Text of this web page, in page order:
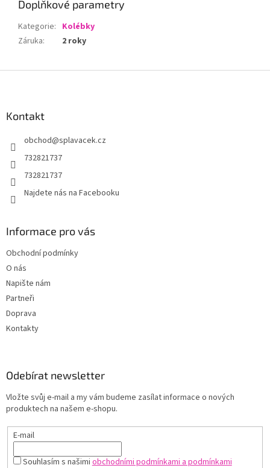
Doplňkové parametry
Kategorie: Kolébky
Záruka: 2 roky
Kontakt
obchod@splavacek.cz
732821737
732821737
Najdete nás na Facebooku
Informace pro vás
Obchodní podmínky
O nás
Napište nám
Partneři
Doprava
Kontakty
Odebírat newsletter
Vložte svůj e-mail a my vám budeme zasílat informace o nových
produktech na našem e-shopu.
E-mail
Souhlasím s našimiobchodními podmínkami a podmínkami